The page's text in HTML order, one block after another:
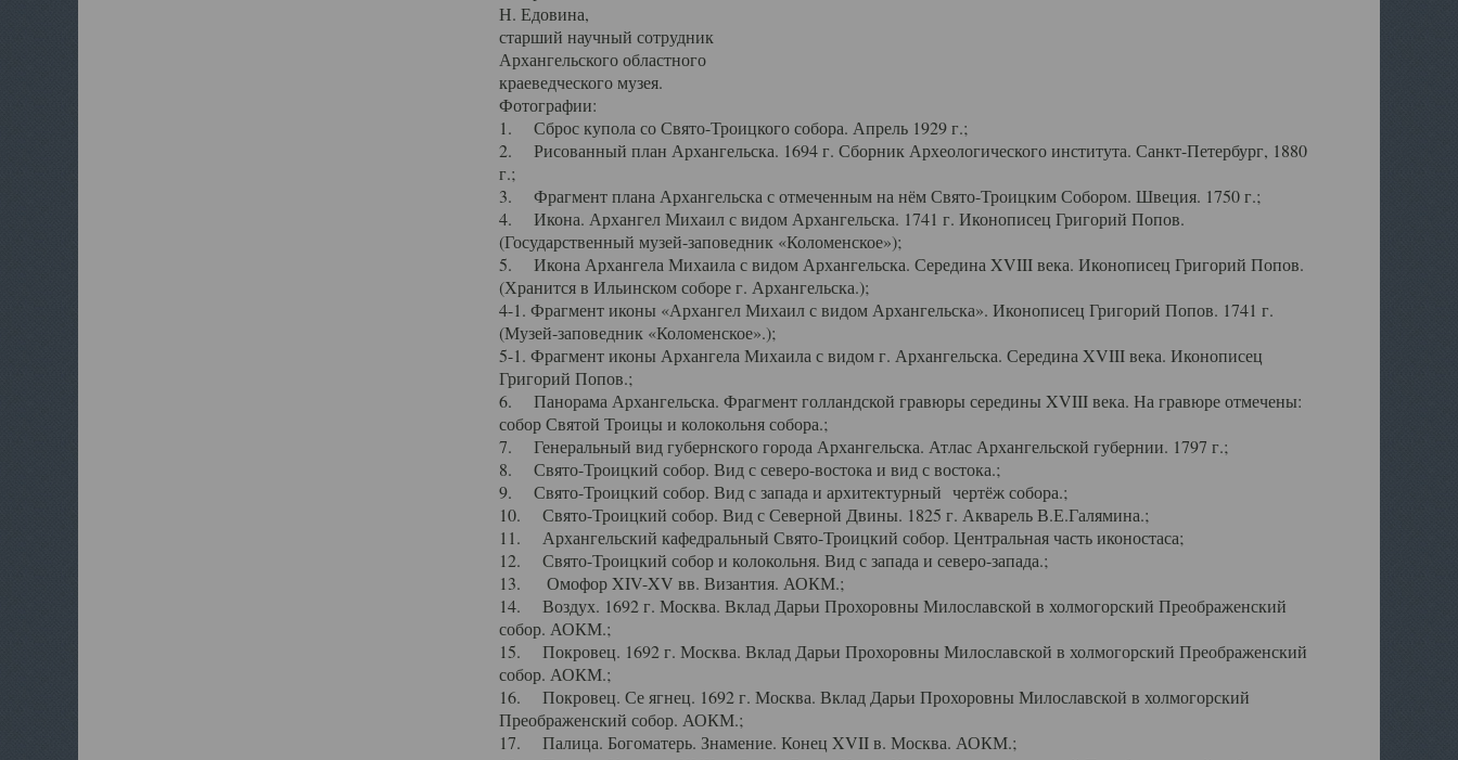
Н. Едовина,
старший научный сотрудник
Архангельского областного
краеведческого музея.
Фотографии:
1. Сброс купола со Свято-Троицкого собора. Апрель 1929 г.;
2. Рисованный план Архангельска. 1694 г. Сборник Археологического института. Санкт-Петербург, 1880
г.;
3. Фрагмент плана Архангельска с отмеченным на нём Свято-Троицким Собором. Швеция. 1750 г.;
4. Икона. Архангел Михаил с видом Архангельска. 1741 г. Иконописец Григорий Попов.
(Государственный музей-заповедник «Коломенское»);
5. Икона Архангела Михаила с видом Архангельска. Середина XVIII века. Иконописец Григорий Попов.
(Хранится в Ильинском соборе г. Архангельска.);
4-1. Фрагмент иконы «Архангел Михаил с видом Архангельска». Иконописец Григорий Попов. 1741 г.
(Музей-заповедник «Коломенское».);
5-1. Фрагмент иконы Архангела Михаила с видом г. Архангельска. Середина XVIII века. Иконописец
Григорий Попов.;
6. Панорама Архангельска. Фрагмент голландской гравюры середины XVIII века. На гравюре отмечены:
собор Святой Троицы и колокольня собора.;
7. Генеральный вид губернского города Архангельска. Атлас Архангельской губернии. 1797 г.;
8. Свято-Троицкий собор. Вид с северо-востока и вид с востока.;
9. Свято-Троицкий собор. Вид с запада и архитектурный чертёж собора.;
10. Свято-Троицкий собор. Вид с Северной Двины. 1825 г. Акварель В.Е.Галямина.;
11. Архангельский кафедральный Свято-Троицкий собор. Центральная часть иконостаса;
12. Свято-Троицкий собор и колокольня. Вид с запада и северо-запада.;
13. Омофор XIV-XV вв. Византия. АОКМ.;
14. Воздух. 1692 г. Москва. Вклад Дарьи Прохоровны Милославской в холмогорский Преображенский
собор. АОКМ.;
15. Покровец. 1692 г. Москва. Вклад Дарьи Прохоровны Милославской в холмогорский Преображенский
собор. АОКМ.;
16. Покровец. Се ягнец. 1692 г. Москва. Вклад Дарьи Прохоровны Милославской в холмогорский
Преображенский собор. АОКМ.;
17. Палица. Богоматерь. Знамение. Конец XVII в. Москва. АОКМ.;